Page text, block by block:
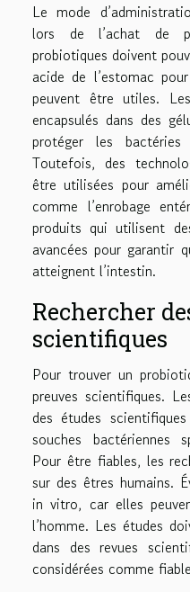
Le mode
lors de l’achat de
probiotiques doivent
acide de l’estomac
peuvent être utiles.
encapsulés dans des
protéger les
Toutefois, des
être utilisées pour
comme l’enrobage
produits qui utilisent
avancées pour garantir
atteignent l’intestin.
Rechercher
scientifiques
Pour trouver un
preuves scientifiques.
des études
souches bactériennes
Pour être fiables, les
sur des êtres humains.
in vitro, car elles
l’homme. Les études
dans des revues
considérées comme